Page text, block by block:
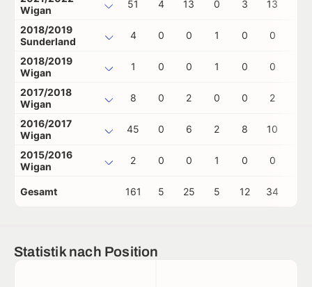
Wigan
51 4 13 0 3 13
2018/2019
Sunderland
4 0 0 1 0 0
2018/2019
Wigan
1 0 0 1 0 0
2017/2018
Wigan
8 0 2 0 0 2
2016/2017
Wigan
45 0 6 2 8 10
2015/2016
Wigan
2 0 0 1 0 0
Gesamt 161 5 25 5 12 34
Statistik nach Position